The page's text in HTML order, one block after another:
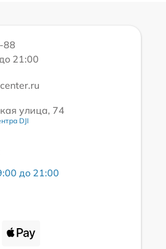
88
21:00
улица, 74
DJI
до 21:00